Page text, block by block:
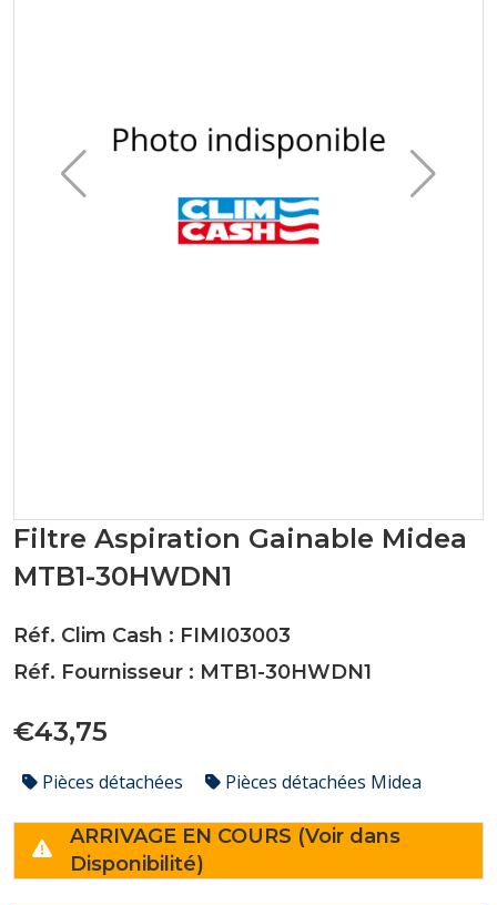
Filtre Aspiration Gainable Midea
MTB1-30HWDN1
Réf. Clim Cash : FIMI03003
Réf. Fournisseur : MTB1-30HWDN1
€43,75
Pièces détachées Pièces détachées Midea
ARRIVAGE EN COURS (Voir dans
Disponibilité)